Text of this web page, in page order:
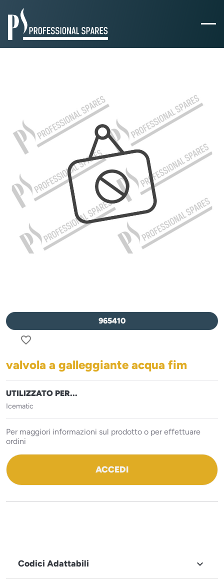
965410
favorite_border
valvola a galleggiante acqua fim
UTILIZZATO PER...
Icematic
Per maggiori informazioni sul prodotto o per effettuare
ordini
ACCEDI
Codici Adattabili 